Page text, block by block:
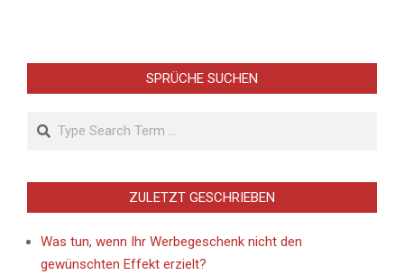
SPRÜCHE SUCHEN
Search
ZULETZT GESCHRIEBEN
Was tun, wenn Ihr Werbegeschenk nicht den
gewünschten Effekt erzielt?